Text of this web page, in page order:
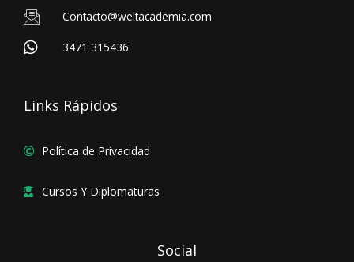
Contacto@weltacademia.com
3471 315436
Links Rápidos
Política de Privacidad
Cursos Y Diplomaturas
Social